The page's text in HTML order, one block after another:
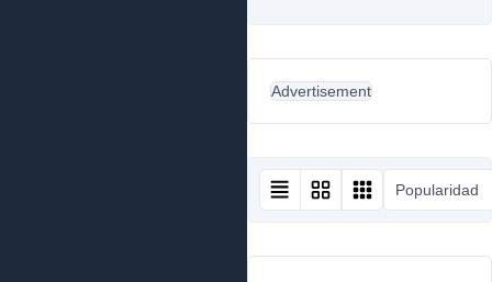
Advertisement
Popularidad